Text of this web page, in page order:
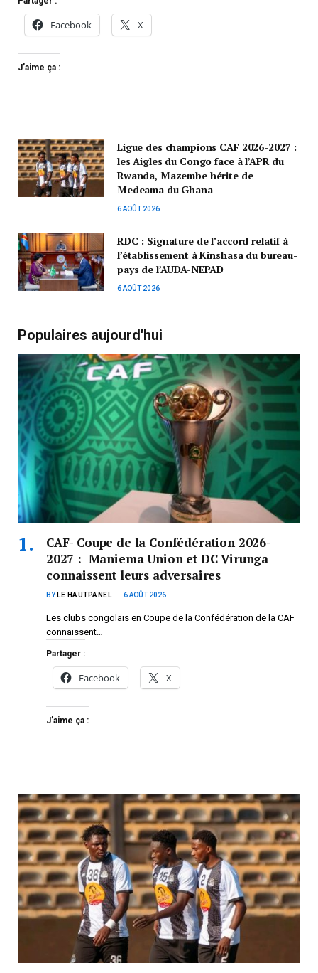
Facebook X
J’aime ça :
Ligue des champions CAF 2026-2027 :
les Aigles du Congo face à l’APR du
Rwanda, Mazembe hérite de
Medeama du Ghana
6 AOÛT 2026
RDC : Signature de l’accord relatif à
l’établissement à Kinshasa du bureau-
pays de l’AUDA-NEPAD
6 AOÛT 2026
Populaires aujourd'hui
CAF- Coupe de la Confédération 2026-
2027 : Maniema Union et DC Virunga
connaissent leurs adversaires
BY LE HAUTPANEL 6 AOÛT 2026
Les clubs congolais en Coupe de la Confédération de la CAF
connaissent…
Partager :
Facebook X
J’aime ça :